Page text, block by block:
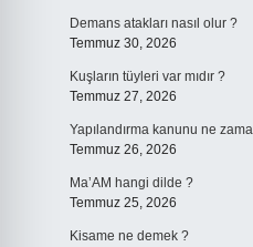
Demans atakları nasıl olur ?
Temmuz 30, 2026
Kuşların tüyleri var mıdır ?
Temmuz 27, 2026
Yapılandırma kanunu ne
Temmuz 26, 2026
Ma’AM hangi dilde ?
Temmuz 25, 2026
Kisame ne demek ?